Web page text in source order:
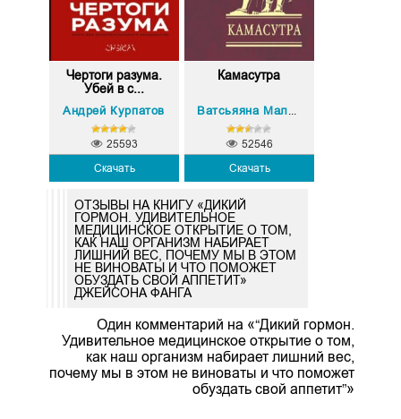
Чертоги разума.
Убей в с...
Андрей Курпатов
Скачать
25593
Камасутра
Ватсьяяна Малланага
Скачать
52546
ОТЗЫВЫ НА КНИГУ «ДИКИЙ
ГОРМОН. УДИВИТЕЛЬНОЕ
МЕДИЦИНСКОЕ ОТКРЫТИЕ О ТОМ,
КАК НАШ ОРГАНИЗМ НАБИРАЕТ
ЛИШНИЙ ВЕС, ПОЧЕМУ МЫ В ЭТОМ
НЕ ВИНОВАТЫ И ЧТО ПОМОЖЕТ
ОБУЗДАТЬ СВОЙ АППЕТИТ»
ДЖЕЙСОНА ФАНГА
Один комментарий на «“Дикий гормон.
Удивительное медицинское открытие о том,
как наш организм набирает лишний вес,
почему мы в этом не виноваты и что поможет
обуздать свой аппетит”»